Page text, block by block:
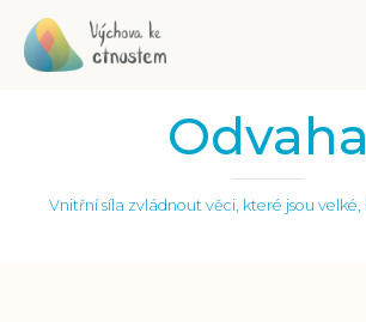
Odvaha
Vnitřní síla zvládnout věci, které jsou